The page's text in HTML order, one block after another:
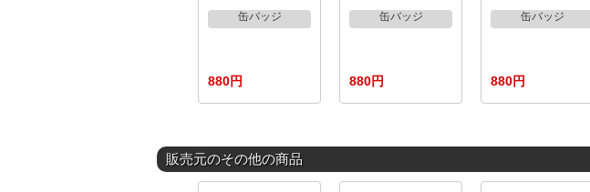
缶バッジ
880円
缶バッジ
880円
缶バッジ
880円
販売元のその他の商品